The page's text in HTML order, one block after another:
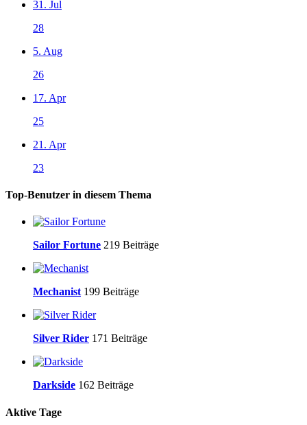
31. Jul
28
5. Aug
26
17. Apr
25
21. Apr
23
Top-Benutzer in diesem Thema
Sailor Fortune 219 Beiträge
Mechanist 199 Beiträge
Silver Rider 171 Beiträge
Darkside 162 Beiträge
Aktive Tage